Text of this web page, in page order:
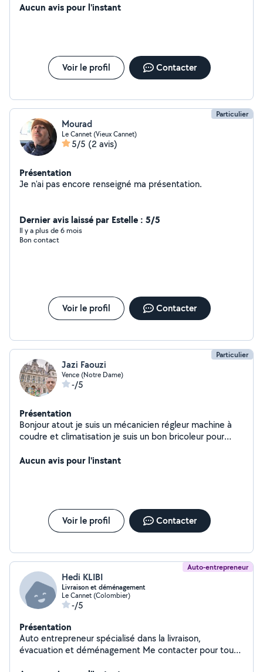
récupère mon poste à la mairie en chargée de
Aucun avis pour l'instant
Voir le profil Contacter
Particulier
Mourad
Le Cannet (Vieux Cannet)
5/5 (2 avis)
Présentation
Je n'ai pas encore renseigné ma présentation.
Dernier avis laissé par Estelle : 5/5
Il y a plus de 6 mois
Bon contact
Voir le profil Contacter
Particulier
Jazi Faouzi
Vence (Notre Dame)
-/5
Présentation
Bonjour atout je suis un mécanicien régleur machine à
coudre et climatisation je suis un bon bricoleur pour
Aucun avis pour l'instant
Voir le profil Contacter
Auto-entrepreneur
Hedi KLIBI
Livraison et déménagement
Le Cannet (Colombier)
-/5
Présentation
Auto entrepreneur spécialisé dans la livraison,
évacuation et déménagement Me contacter pour tout